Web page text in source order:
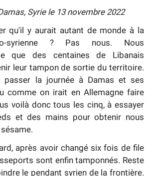
Syrie le 13 novembre 2022
qu'il y aurait autant de monde à la
syrienne ? Pas nous. Nous
que des centaines de Libanais
leur tampon de sortie du territoire.
la journée à Damas et ses
comme on irait en Allemagne faire
voilà donc tous les cinq, à essayer
et des mains pour obtenir nous
après avoir changé six fois de file
sont enfin tamponnés. Reste
le pendant syrien de la frontière.